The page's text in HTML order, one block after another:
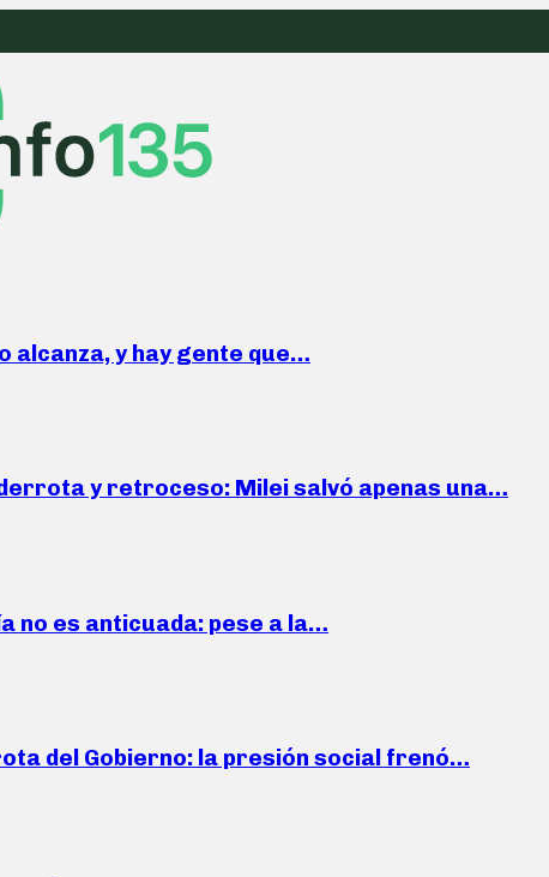
alcanza, y hay gente que…
y retroceso: Milei salvó apenas una…
no es anticuada: pese a la…
del Gobierno: la presión social frenó…